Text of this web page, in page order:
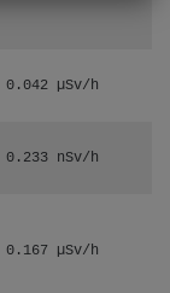
µSv/h
nSv/h
µSv/h